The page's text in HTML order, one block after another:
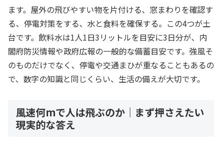
ます。屋外の飛びやすい物を片付ける、窓まわりを確認す
る、停電対策をする、水と食料を確保する。この4つが土
台です。飲料水は1人1日3リットルを目安に3日分が、内
閣府防災情報や政府広報の一般的な備蓄目安です。強風そ
のものだけでなく、停電や交通まひが重なることもあるの
で、数字の知識と同じくらい、生活の備えが大切です。
風速何mで人は飛ぶのか｜まず押さえたい
現実的な答え